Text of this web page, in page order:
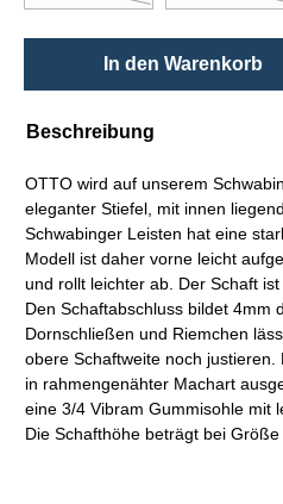
In den Warenkorb
Beschreibung
OTTO wird auf unserem
eleganter Stiefel, mit innen
Schwabinger Leisten hat eine
Modell ist daher vorne leicht
und rollt leichter ab. Der Schaft
Den Schaftabschluss bildet 4mm
Dornschließen und Riemchen
obere Schaftweite noch justieren.
in rahmengenähter Machart
eine 3/4 Vibram Gummisohle mit
Die Schafthöhe beträgt bei Größe